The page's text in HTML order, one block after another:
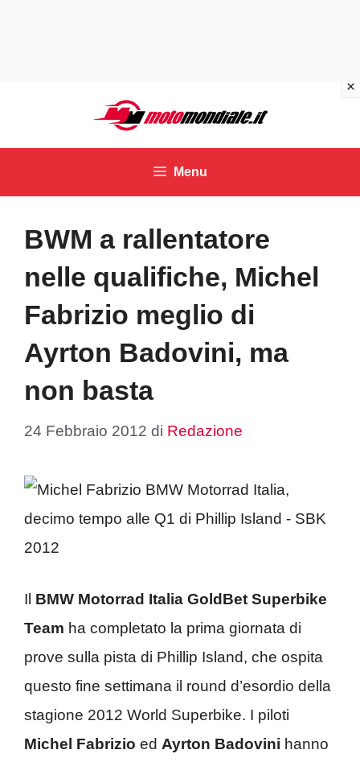
contenuto
Menu
BWM a rallentatore
nelle qualifiche, Michel
Fabrizio meglio di
Ayrton Badovini, ma
non basta
24 Febbraio 2012 di Redazione
Il BMW Motorrad Italia GoldBet Superbike
Team ha completato la prima giornata di
prove sulla pista di Phillip Island, che ospita
questo fine settimana il round d’esordio della
stagione 2012 World Superbike. I piloti
Michel Fabrizio ed Ayrton Badovini hanno